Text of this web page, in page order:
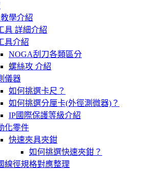
學介紹
具 詳細介紹
具介紹
NOGA刮刀各類區分
螺絲攻 介紹
儀器
如何挑選卡尺？
如何挑選分厘卡(外徑測微器)？
IP國際保護等級介紹
化零件
快速夾具夾鉗
如何挑選快速夾鉗？
線徑規格對應整理